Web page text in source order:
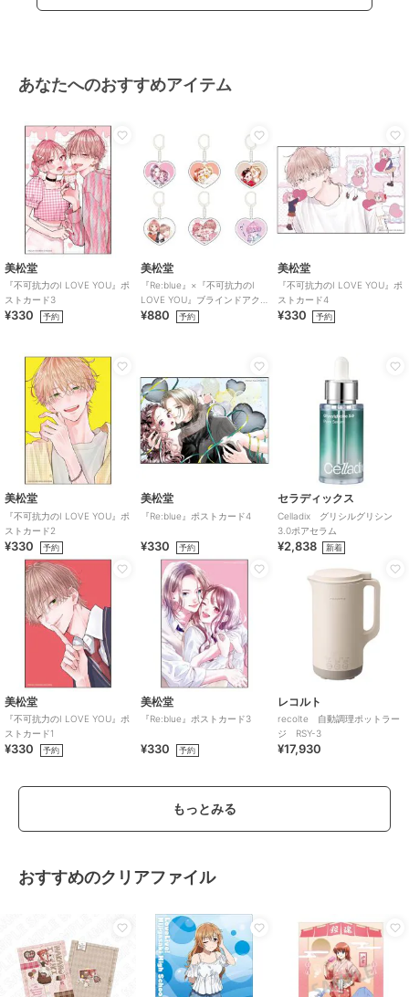
あなたへのおすすめアイテム
美松堂
『不可抗力のI LOVE YOU』ポ
ストカード3
¥330 予約
美松堂
『Re:blue』×『不可抗力のI
LOVE YOU』ブラインドアク
リルキーホルダー（全6種）
¥880 予約
美松堂
『不可抗力のI LOVE YOU』ポ
ストカード4
¥330 予約
美松堂
『不可抗力のI LOVE YOU』ポ
ストカード2
¥330 予約
美松堂
『Re:blue』ポストカード4
¥330 予約
セラディックス
Celladix グリシルグリシン
3.0ポアセラム
¥2,838 新着
美松堂
『不可抗力のI LOVE YOU』ポ
ストカード1
¥330 予約
美松堂
『Re:blue』ポストカード3
¥330 予約
レコルト
recolte 自動調理ポットラー
ジ RSY-3
¥17,930
もっとみる
おすすめのクリアファイル